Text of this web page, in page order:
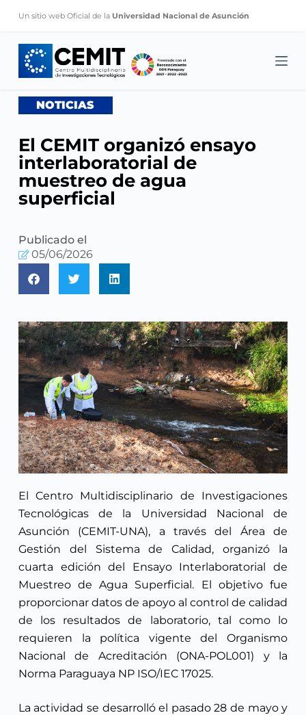
S
o
n
e
Un sitio web Oficial de la Universidad Nacional de Asunción
NOTICIAS
El CEMIT organizó ensayo
interlaboratorial de
muestreo de agua
superficial
Publicado el
05/06/2026
El Centro Multidisciplinario de Investigaciones
Tecnológicas de la Universidad Nacional de
Asunción (CEMIT-UNA), a través del Área de
Gestión del Sistema de Calidad, organizó la
cuarta edición del Ensayo Interlaboratorial de
Muestreo de Agua Superficial. El objetivo fue
proporcionar datos de apoyo al control de calidad
de los resultados de laboratorio, tal como lo
requieren la política vigente del Organismo
Nacional de Acreditación (ONA-POL001) y la
Norma Paraguaya NP ISO/IEC 17025.
La actividad se desarrolló el pasado 28 de mayo y